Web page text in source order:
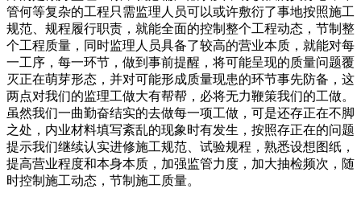
管何等复杂的工程只需监理人员可以或许敷衍了事地按照施工
规范、规程履行职责，就能全面的控制整个工程动态，节制整
个工程质量，同时监理人员具备了较高的营业本质，就能对每
一工序，每一环节，做到事前提醒，将可能呈现的质量问题覆
灭正在萌芽形态，并对可能形成质量现患的环节事先防备，这
两点对我们的监理工做大有帮帮，必将无力鞭策我们的工做。
虽然我们一曲勤奋结实的去做每一项工做，可是还存正在不脚
之处，内业材料填写紊乱的现象时有发生，按照存正在的问题
提示我们继续认实进修施工规范、试验规程，熟悉设想图纸，
提高营业程度和本身本质，加强监管力度，加大抽检频次，随
时控制施工动态，节制施工质量。